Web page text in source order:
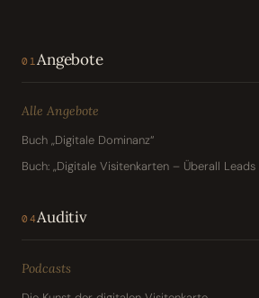
01Angebote
Alle Angebote
Buch „Digitale Dominanz“
Buch: „Digitale Visitenkarten – Überall Leads
04Auditiv
Podcasts